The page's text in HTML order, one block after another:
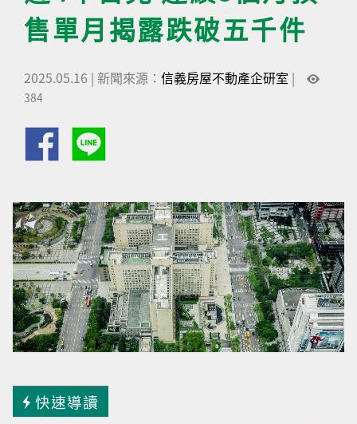
售單月揭露跌破五千件
2025.05.16 | 新聞來源： 信義房屋不動產企研室 |
384
快速導讀